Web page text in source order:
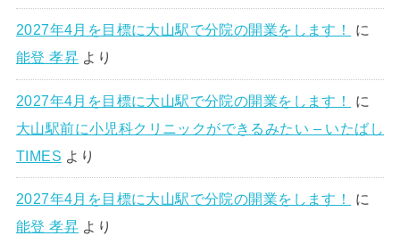
2027年4月を目標に大山駅で分院の開業をします！
に
能登 孝昇より
2027年4月を目標に大山駅で分院の開業をします！
に
大山駅前に小児科クリニックができるみたい – いたばし
TIMES より
2027年4月を目標に大山駅で分院の開業をします！
に
能登 孝昇より